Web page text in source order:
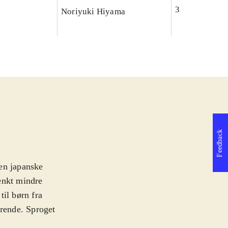
Noriyuki Hiyama
3
japanske
mindre
til børn fra
Sproget
Feedback